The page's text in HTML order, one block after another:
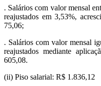
. Salários com valor mensal
reajustados em 3,53%,
75,06;
. Salários com valor mensal
reajustados mediante
605,08.
(ii) Piso salarial: R$ 1.836,12